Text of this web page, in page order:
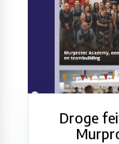
Droge